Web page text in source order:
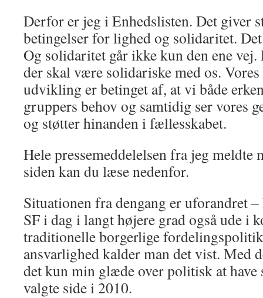
Derfor er jeg i Enhedslisten. Det giver
betingelser for lighed og solidaritet.
Og solidaritet går ikke kun den ene
der skal være solidariske med os.
udvikling er betinget af, at vi både
gruppers behov og samtidig ser vores
og støtter hinanden i fællesskabet.
Hele pressemeddelelsen fra jeg
siden kan du læse nedenfor.
Situationen fra dengang er uforandret
SF i dag i langt højere grad også ude i
traditionelle borgerlige
ansvarlighed kalder man det vist. Med
det kun min glæde over politisk at have
valgte side i 2010.